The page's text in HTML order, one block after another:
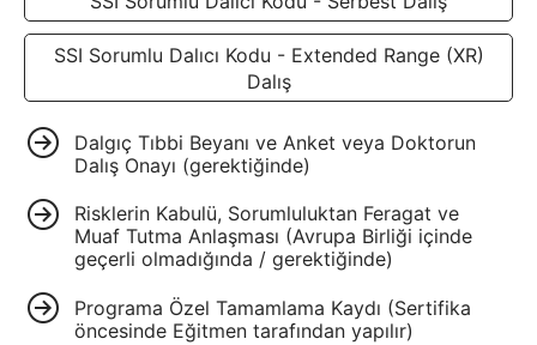
SSI Sorumlu Dalıcı Kodu - Extended Range (XR)
Dalış
Dalgıç Tıbbi Beyanı ve Anket veya Doktorun
Dalış Onayı (gerektiğinde)
Risklerin Kabulü, Sorumluluktan Feragat ve
Muaf Tutma Anlaşması (Avrupa Birliği içinde
geçerli olmadığında / gerektiğinde)
Programa Özel Tamamlama Kaydı (Sertifika
öncesinde Eğitmen tarafından yapılır)